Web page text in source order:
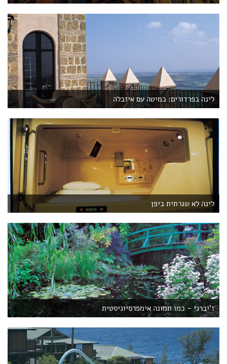
לינה בפרדורים: במיטה עם איזבלה
לינה לא שגרתית ביפן
ז'יברני – כמו תמונה אימפרסיוניסטית